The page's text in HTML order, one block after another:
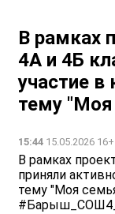
В рамках
4А и 4Б
участие в
тему
15:44 15.05.2026 16+
В рамках
приняли
тему "Моя